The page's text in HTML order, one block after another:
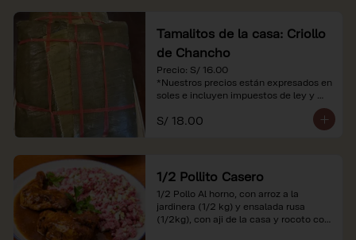
Tamalitos de la casa: Criollo
de Chancho
Precio: S/ 16.00
*Nuestros precios están expresados en
soles e incluyen impuestos de ley y
S/ 18.00
1/2 Pollito Casero
1/2 Pollo Al horno, con arroz a la
jardinera (1/2 kg) y ensalada rusa
(1/2kg), con aji de la casa y rocoto con